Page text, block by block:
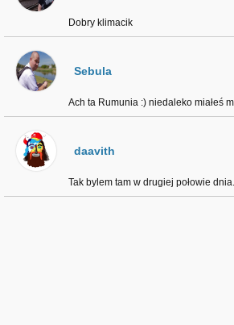
Dobry klimacik
Sebula
Ach ta Rumunia :) niedaleko miałeś
daavith
Tak bylem tam w drugiej połowie